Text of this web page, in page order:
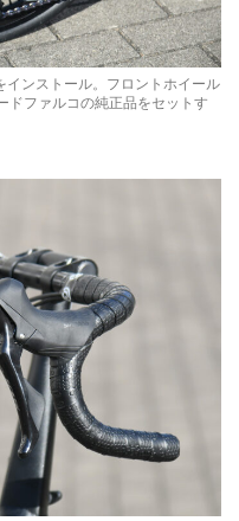
ンストール。フロントホイール
ドファルコの純正品をセットす